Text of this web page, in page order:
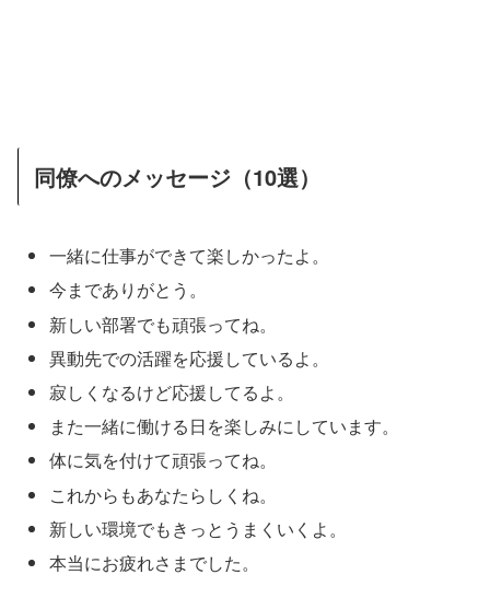
同僚へのメッセージ（10選）
一緒に仕事ができて楽しかったよ。
今までありがとう。
新しい部署でも頑張ってね。
異動先での活躍を応援しているよ。
寂しくなるけど応援してるよ。
また一緒に働ける日を楽しみにしています。
体に気を付けて頑張ってね。
これからもあなたらしくね。
新しい環境でもきっとうまくいくよ。
本当にお疲れさまでした。